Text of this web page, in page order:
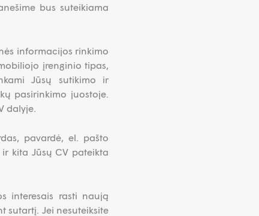
bus suteikiama
informacijos rinkimo
įrenginio tipas,
Jūsų sutikimo ir
pasirinkimo juostoje.
dalyje.
pavardė, el. pašto
kita Jūsų CV pateikta
interesais rasti naują
sutartį. Jei nesuteiksite